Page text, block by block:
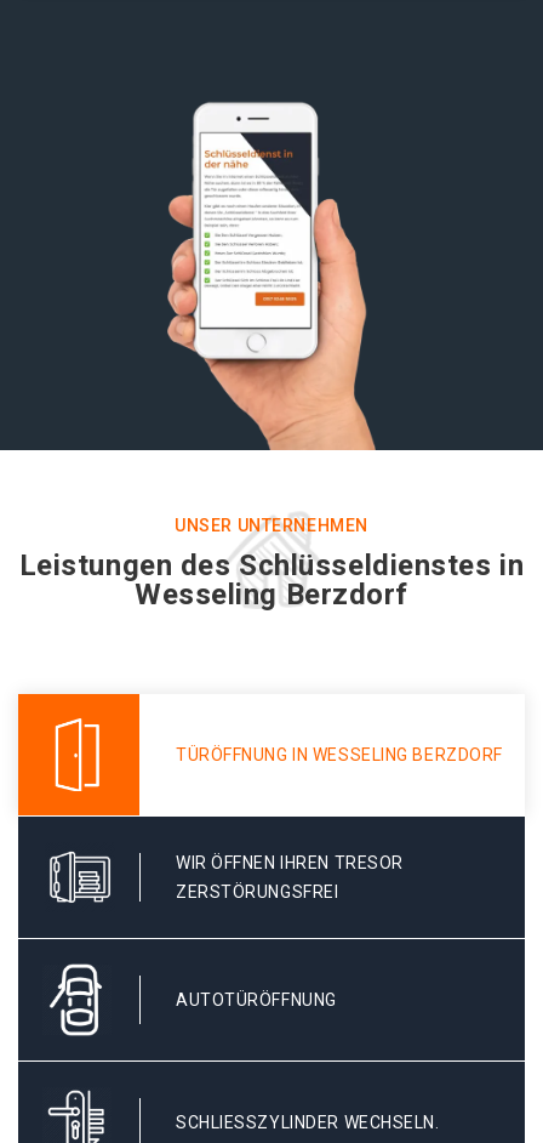
UNSER UNTERNEHMEN
Leistungen des Schlüsseldienstes in
Wesseling Berzdorf
TÜRÖFFNUNG IN WESSELING BERZDORF
WIR ÖFFNEN IHREN TRESOR
ZERSTÖRUNGSFREI
AUTOTÜRÖFFNUNG
SCHLIESSZYLINDER WECHSELN.